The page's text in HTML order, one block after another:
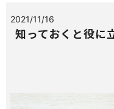
2021/11/16
知っておくと役に